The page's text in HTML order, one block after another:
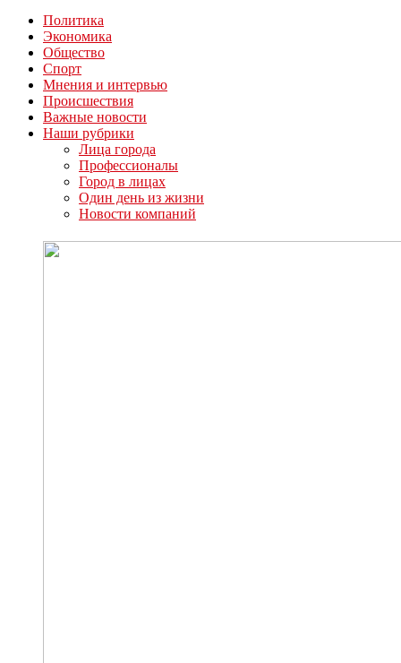
Политика
Экономика
Общество
Спорт
Мнения и интервью
Происшествия
Важные новости
Наши рубрики
Лица города
Профессионалы
Город в лицах
Один день из жизни
Новости компаний